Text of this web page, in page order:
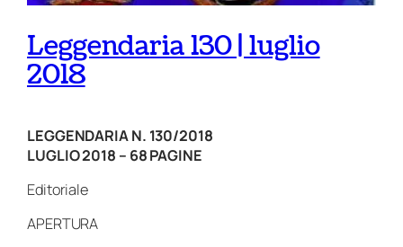
Leggendaria 130 | luglio
2018
LEGGENDARIA N. 130/2018
LUGLIO 2018 – 68 PAGINE
Editoriale
APERTURA